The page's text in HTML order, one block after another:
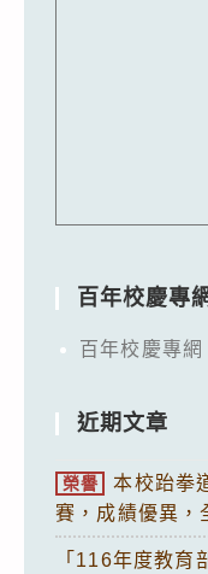
百年校慶專
百年校慶專網
近期文章
榮譽
本校跆拳
賽，成績優異，
「116年度教育